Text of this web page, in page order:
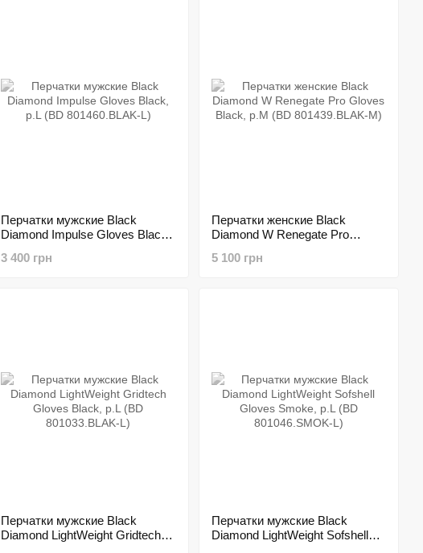
Перчатки мужские Black
Diamond Impulse Gloves Black,
3 400 грн
Перчатки женские Black
Diamond W Renegate Pro
801439.BLAK-M)
5 100 грн
Перчатки мужские Black
Diamond LightWeight Gridtech
Перчатки мужские Black
Diamond LightWeight Sofshell